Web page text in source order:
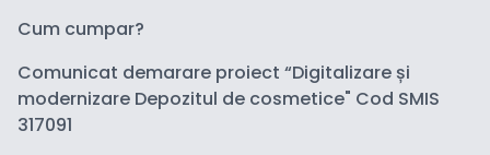
Cum cumpar?
Comunicat demarare proiect “Digitalizare și
modernizare Depozitul de cosmetice" Cod SMIS
317091